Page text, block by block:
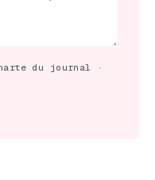
du journal ·